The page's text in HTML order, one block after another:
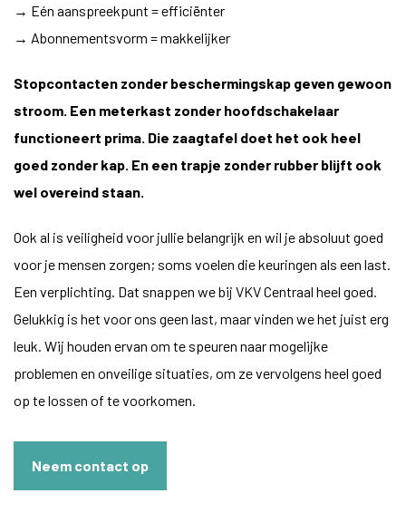
→ Eén aanspreekpunt = efficiënter
→ Abonnementsvorm = makkelijker
Stopcontacten zonder beschermingskap geven gewoon
stroom. Een meterkast zonder hoofdschakelaar
functioneert prima. Die zaagtafel doet het ook heel
goed zonder kap. En een trapje zonder rubber blijft ook
wel overeind staan.
Ook al is veiligheid voor jullie belangrijk en wil je absoluut goed
voor je mensen zorgen; soms voelen die keuringen als een last.
Een verplichting. Dat snappen we bij VKV Centraal heel goed.
Gelukkig is het voor ons geen last, maar vinden we het juist erg
leuk. Wij houden ervan om te speuren naar mogelijke
problemen en onveilige situaties, om ze vervolgens heel goed
op te lossen of te voorkomen.
Neem contact op